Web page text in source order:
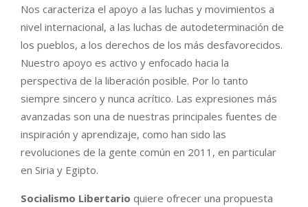
Nos caracteriza el apoyo a las luchas y movimientos a
nivel internacional, a las luchas de autodeterminación de
los pueblos, a los derechos de los más desfavorecidos.
Nuestro apoyo es activo y enfocado hacia la
perspectiva de la liberación posible. Por lo tanto
siempre sincero y nunca acrítico. Las expresiones más
avanzadas son una de nuestras principales fuentes de
inspiración y aprendizaje, como han sido las
revoluciones de la gente común en 2011, en particular
en Siria y Egipto.
Socialismo Libertario quiere ofrecer una propuesta